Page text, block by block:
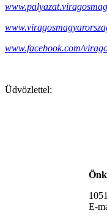
www.facebook.com/
Üdvözlettel:
E-